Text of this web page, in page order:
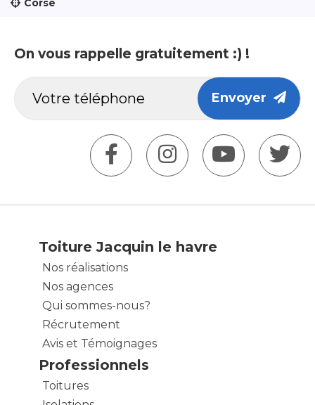
On vous rappelle gratuitement :) !
Envoyer
Toiture Jacquin le havre
Nos réalisations
Nos agences
Qui sommes-nous?
Récrutement
Avis et Témoignages
Professionnels
Toitures